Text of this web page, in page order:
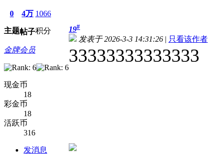
0
主题
4万
帖子
1066
积分
金牌会员
现金币
18
彩金币
18
活跃币
316
发消息
19#
发表于 2026-3-3 14:31:26 | 只看该作者
33333333333333